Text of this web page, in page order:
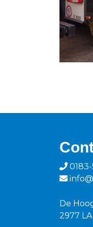
De
2977